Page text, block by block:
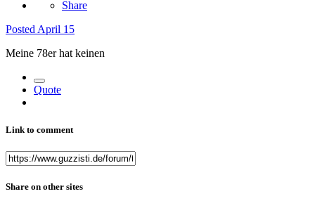
Share
Posted April 15
Meine 78er hat keinen
Quote
Link to comment
Share on other sites